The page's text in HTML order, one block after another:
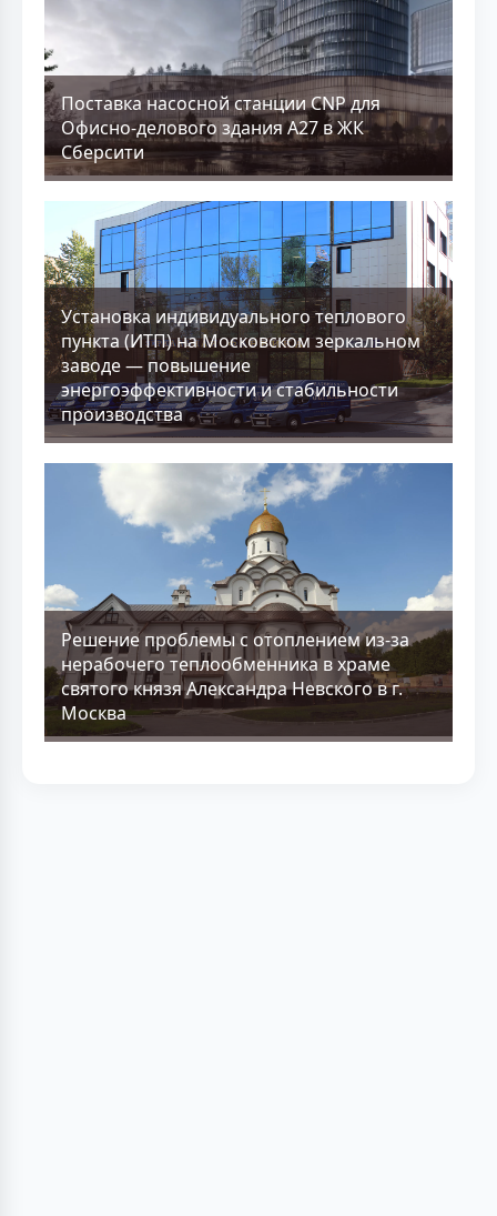
Поставка насосной станции CNP для
Офисно-делового здания А27 в ЖК
Сберсити
Установка индивидуального теплового
пункта (ИТП) на Московском зеркальном
заводе — повышение
энергоэффективности и стабильности
производства
Решение проблемы с отоплением из-за
нерабочего теплообменника в храме
святого князя Александра Невского в г.
Москва